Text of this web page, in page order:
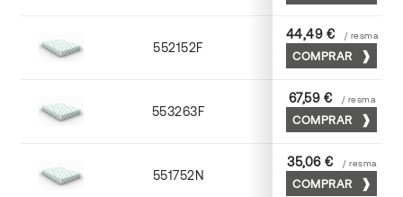
552152F 52 x 70
44,49 € / resma
COMPRAR
553263F 63 x 88
67,59 € / resma
COMPRAR
551752N 52 x 70
35,06 € / resma
COMPRAR